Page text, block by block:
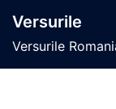
conținut
Versurile
Versurile